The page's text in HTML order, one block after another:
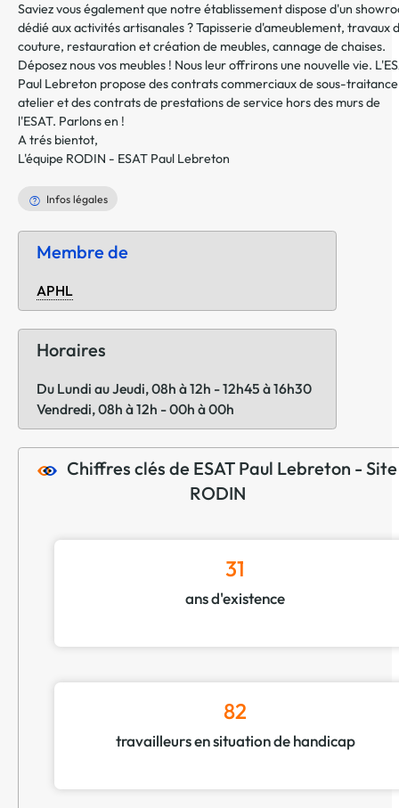
Saviez vous également que notre établissement dispose d'un
dédié aux activités artisanales ? Tapisserie d'ameublement, travaux
couture, restauration et création de meubles, cannage de chaises.
Déposez nous vos meubles ! Nous leur offrirons une nouvelle vie.
Paul Lebreton propose des contrats commerciaux de sous-
atelier et des contrats de prestations de service hors des murs de
l'ESAT. Parlons en !
A trés bientot,
L'équipe RODIN - ESAT Paul Lebreton
Infos légales
Membre de
APHL
Horaires
Du Lundi au Jeudi, 08h à 12h - 12h45 à 16h30
Vendredi, 08h à 12h - 00h à 00h
Chiffres clés de ESAT Paul Lebreton - Site
RODIN
31
ans d'existence
82
travailleurs en situation de handicap